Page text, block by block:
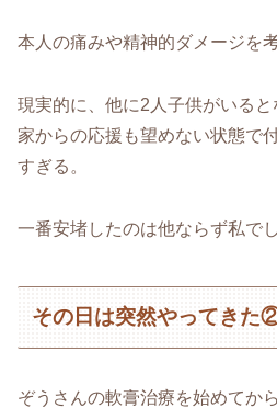
本人の痛みや精神的ダメージを
現実的に、他に2人子供がいる
家からの応援も望めない状態で
すぎる。
一番安堵したのは他ならず私で
その日は突然やってきた
ぞうさんの軟膏治療を始めてか